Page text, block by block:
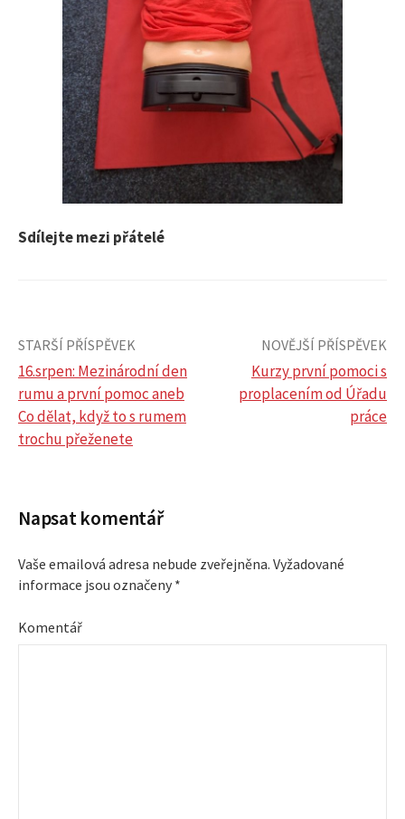
Sdílejte mezi přátelé
N
a
i
g
a
STARŠÍ PŘÍSPĚVEK
16.srpen: Mezinárodní den
rumu a první pomoc aneb
Co dělat, když to s rumem
trochu přeženete
NOVĚJŠÍ PŘÍSPĚVEK
Kurzy první pomoci s
proplacením od Úřadu
práce
Napsat komentář
Vaše emailová adresa nebude zveřejněna. Vyžadované
informace jsou označeny *
Komentář